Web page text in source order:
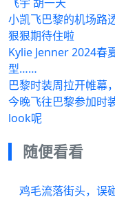
小凯飞巴黎的机场路
狠狠期待住啦
Kylie Jenner 2024春
型……
巴黎时装周拉开帷幕
今晚飞往巴黎参加时
look呢
随便看看
鸡毛流落街头，误